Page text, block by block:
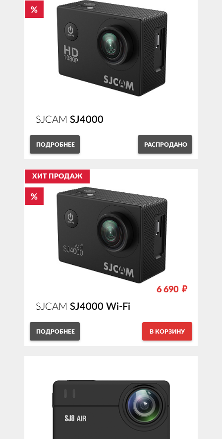
SJCAM SJ4000
ПОДРОБНЕЕ РАСПРОДАНО
SJCAM SJ4000 Wi-Fi
ПОДРОБНЕЕ
6 690
В КОРЗИНУ
ХИТ ПРОДАЖ